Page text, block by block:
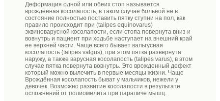
Деформация одной или обеих стоп называется
врождённая косолапость, в таком случае больной не в
состояние полностью поставить пятку ступни на пол, как
правило происходит при (talipes equinovarus)
эквиноварусной косолапости, если стопа повернута вниз и
вовнутрь и пациент при ходьбе наступает на внешний край
ее верхней части. Чаще всего бывает вальгусная
косолапость (talipes valgus), при этом пятка развернута
наружу, а также варусная косолапость (talipes varus), в этом
случае пятка повернута вовнутрь. Это врожденный дефект
который можно вылечить в первые месяцы жизни. Чаще
Врождённая косолапость быват у мальчиков, нежели у
девочек. Возможно развитие косолапости в результате
осложнений от полиомелита при параличе мышц.